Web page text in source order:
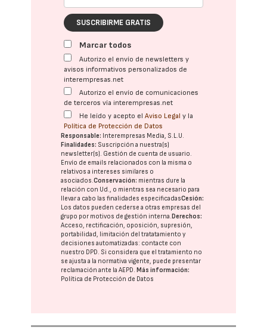
SUSCRIBIRME GRATIS
Marcar todos
Autorizo el envío de newsletters y
avisos informativos personalizados de
interempresas.net
Autorizo el envío de comunicaciones
de terceros vía interempresas.net
He leído y acepto elAviso Legal y la
Política de Protección de Datos
Responsable: Interempresas Media, S.L.U.
Finalidades: Suscripción a nuestra(s)
newsletter(s). Gestión de cuenta de usuario.
Envío de emails relacionados con la misma o
relativos a intereses similares o
asociados.Conservación: mientras dure la
relación con Ud., o mientras sea necesario para
llevar a cabo las finalidades especificadasCesión:
Los datos pueden cederse a otras empresas del
grupo por motivos de gestión interna.Derechos:
Acceso, rectificación, oposición, supresión,
portabilidad, limitación del tratatamiento y
decisiones automatizadas: contacte con
nuestro DPD. Si considera que el tratamiento no
se ajusta a la normativa vigente, puede presentar
reclamación ante laAEPD.Más información:
Política de Protección de Datos